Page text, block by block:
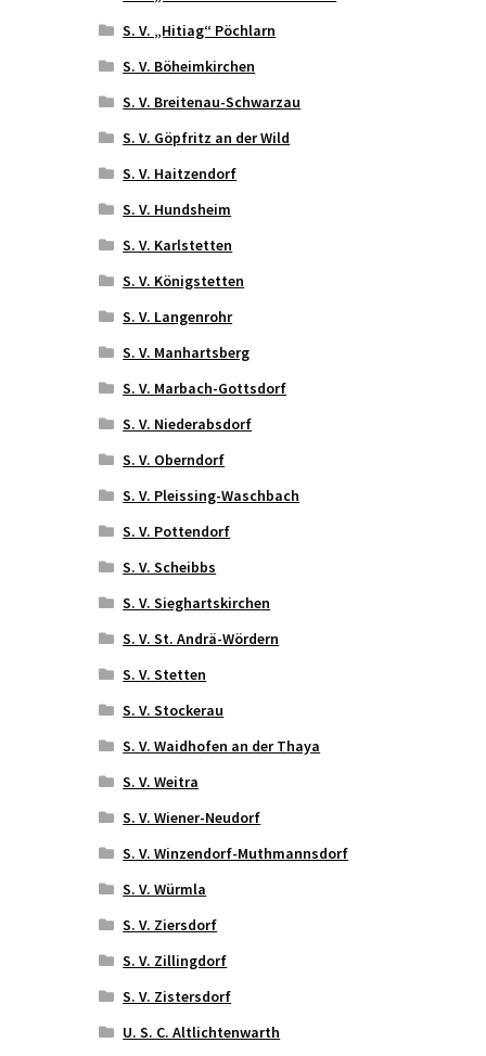
S. V. „Hitiag“ Pöchlarn
S. V. Böheimkirchen
S. V. Breitenau-Schwarzau
S. V. Göpfritz an der Wild
S. V. Haitzendorf
S. V. Hundsheim
S. V. Karlstetten
S. V. Königstetten
S. V. Langenrohr
S. V. Manhartsberg
S. V. Marbach-Gottsdorf
S. V. Niederabsdorf
S. V. Oberndorf
S. V. Pleissing-Waschbach
S. V. Pottendorf
S. V. Scheibbs
S. V. Sieghartskirchen
S. V. St. Andrä-Wördern
S. V. Stetten
S. V. Stockerau
S. V. Waidhofen an der Thaya
S. V. Weitra
S. V. Wiener-Neudorf
S. V. Winzendorf-Muthmannsdorf
S. V. Würmla
S. V. Ziersdorf
S. V. Zillingdorf
S. V. Zistersdorf
U. S. C. Altlichtenwarth